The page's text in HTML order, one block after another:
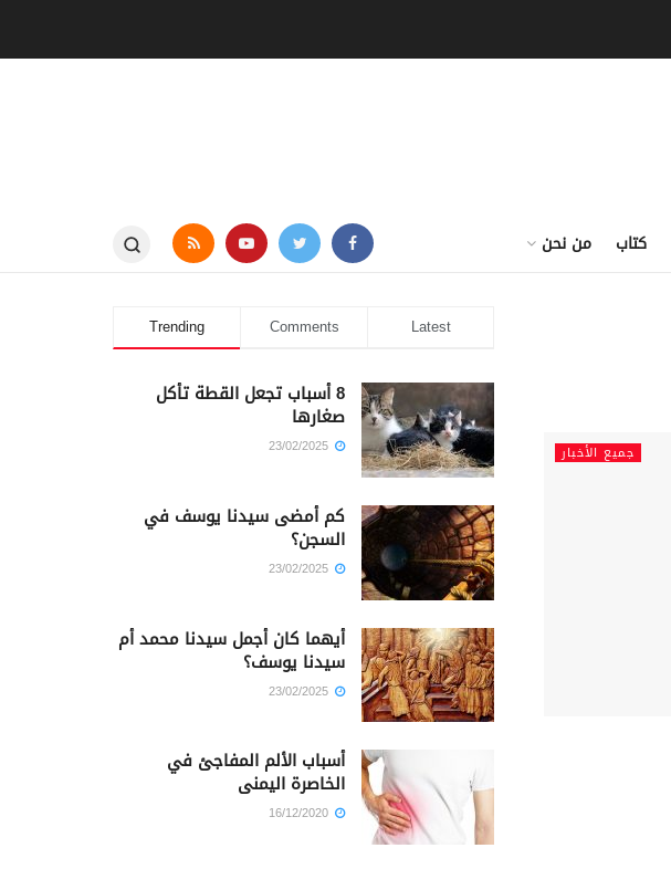
كتاب من نحن
جميع الأخبار
Trending Comments Latest
8 أسباب تجعل القطة تأكل
صغارها
كم أمضى سيدنا يوسف في
السجن؟
أيهما كان أجمل سيدنا محمد أم
سيدنا يوسف؟
أسباب الألم المفاجئ في
الخاصرة اليمنى